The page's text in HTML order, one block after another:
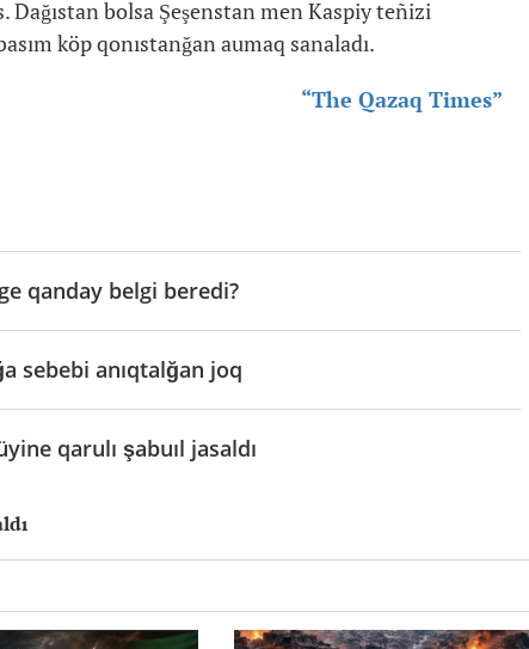
Dağıstan bolsa Şeşenstan men Kaspiy teñizi
köp qonıstanğan aumaq sanaladı.
“The Qazaq Times”
qanday belgi beredi?
sebebi anıqtalğan joq
qarulı şabuıl jasaldı